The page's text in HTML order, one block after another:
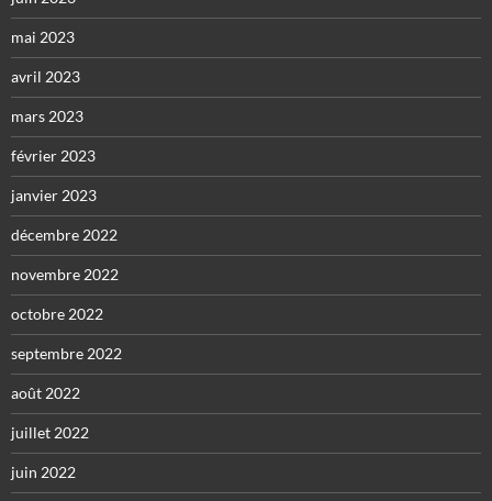
mai 2023
avril 2023
mars 2023
février 2023
janvier 2023
décembre 2022
novembre 2022
octobre 2022
septembre 2022
août 2022
juillet 2022
juin 2022